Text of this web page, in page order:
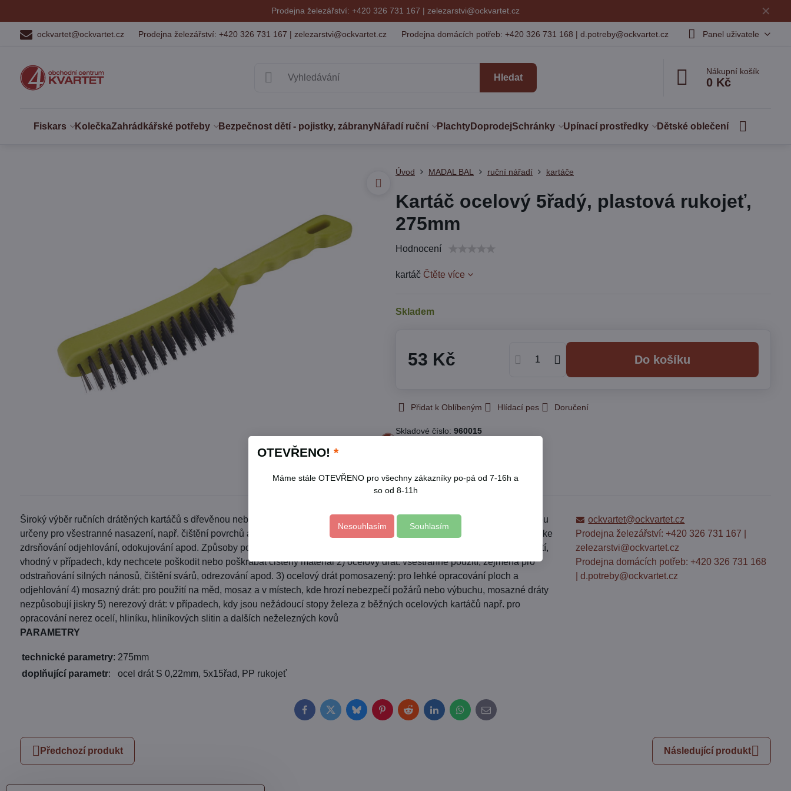
✕
Prodejna železářství: +420 326 731 167 | zelezarstvi@ockvartet.cz
ockvartet@ockvartet.cz Prodejna železářství: +420 326 731 167 | zelezarstvi@ockvartet.cz Prodejna domácích potřeb: +420 326 731 168 | d.potreby@ockvartet.cz Panel uživatele
Hledat
Nákupní košík
0 Kč
Fiskars KolečkaZahrádkářské potřeby Bezpečnost dětí - pojistky, zábranyNářadí ruční PlachtyDoprodejSchránky Upínací prostředky Dětské oblečení
Úvod MADAL BAL ruční nářadí kartáče
Kartáč ocelový 5řadý, plastová rukojeť,
275mm
Hodnocení
kartáč Čtěte více
Skladem
53 Kč Do košíku
Přidat k Oblíbeným Hlídací pes Doručení
Skladové číslo: 960015
Popis
Široký výběr ručních drátěných kartáčů s dřevěnou nebo plastovou rukojetí s dráty z nylonu, oceli, pomosazené oceli, které jsou
určeny pro všestranné nasazení, např. čištění povrchů a materiálů, k odstraňování barev, nečistot, rzi a houževnatých nánosů, ke
zdrsňování odjehlování, odokujování apod. Způsoby použití podle typu drátu: 1) nylonový drát: vyznačuje se dlouhou životností,
vhodný v případech, kdy nechcete poškodit nebo poškrábat čištěný materiál 2) ocelový drát: všestranné použití, zejména pro
odstraňování silných nánosů, čištění svárů, odrezování apod. 3) ocelový drát pomosazený: pro lehké opracování ploch a
odjehlování 4) mosazný drát: pro použití na měd, mosaz a v místech, kde hrozí nebezpečí požárů nebo výbuchu, mosazné dráty
nezpůsobují jiskry 5) nerezový drát: v případech, kdy jsou nežádoucí stopy železa z běžných ocelových kartáčů např. pro
opracování nerez ocelí, hliníku, hliníkových slitin a dalších neželezných kovů
PARAMETRY
technické parametry: 275mm
doplňující parametr: ocel drát S 0,22mm, 5x15řad, PP rukojeť
ockvartet@ockvartet.cz
Prodejna železářství: +420 326 731 167 |
zelezarstvi@ockvartet.cz
Prodejna domácích potřeb: +420 326 731 168
| d.potreby@ockvartet.cz
FacebookTwitterBlueskyPinterestRedditLinkedInWhatsApp
E-
mail
Předchozí produkt Následující produkt
OTEVŘENO! *
Máme stále OTEVŘENO pro všechny zákazníky po-pá od 7-16h a
so od 8-11h
Nesouhlasím Souhlasím